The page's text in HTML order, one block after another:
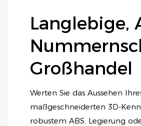
Langlebige,
Großhandel
Werten Sie das Aussehen
maßgeschneiderten 3D-
robustem ABS, Legierung